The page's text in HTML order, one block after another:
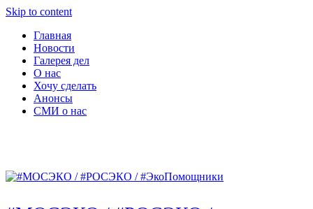
Skip to content
Главная
Новости
Галерея дел
О нас
Хочу сделать
Анонсы
СМИ о нас